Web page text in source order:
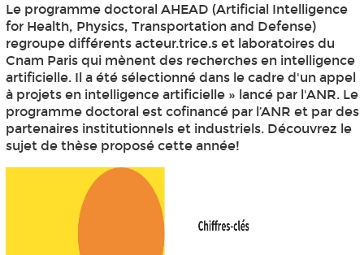
Le programme doctoral AHEAD (Artificial Intelligence
for Health, Physics, Transportation and Defense)
regroupe différents acteur.trice.s et laboratoires du
Cnam Paris qui mènent des recherches en intelligence
artificielle. Il a été sélectionné dans le cadre d'un appel
à projets en intelligence artificielle » lancé par l'ANR. Le
programme doctoral est cofinancé par l’ANR et par des
partenaires institutionnels et industriels. Découvrez le
sujet de thèse proposé cette année!